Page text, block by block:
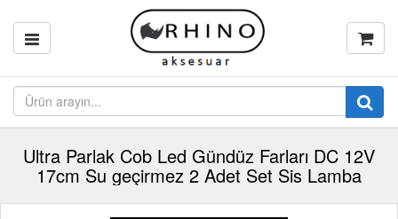
Ultra Parlak Cob Led Gündüz Farları DC 12V
17cm Su geçirmez 2 Adet Set Sis Lamba